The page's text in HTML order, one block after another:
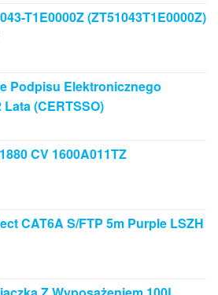
T1E0000Z (ZT51043T1E0000Z)
Podpisu Elektronicznego
(CERTSSO)
CV 1600A011TZ
CAT6A S/FTP 5m Purple LSZH